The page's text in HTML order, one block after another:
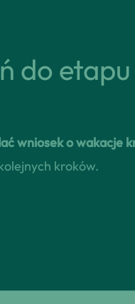
do etapu
wniosek o wakacje
kroków.